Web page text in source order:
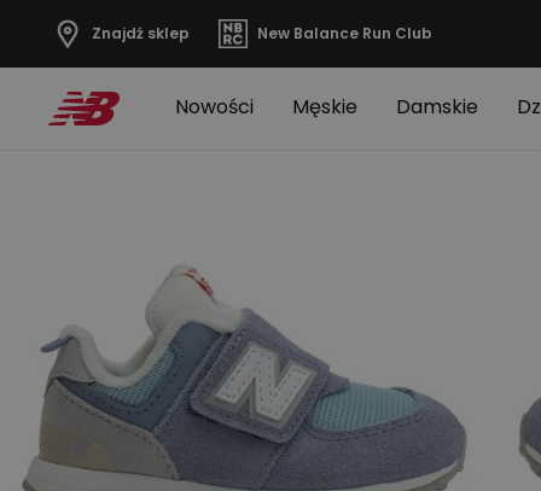
Znajdź sklep New Balance Run Club
Nowości Męskie Damskie